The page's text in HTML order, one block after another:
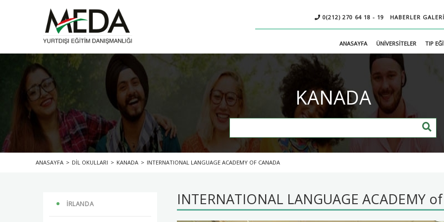
0(212) 270 64 18 - 19 HABERLER GALERİ
ANASAYFA ÜNİVERSİTELER
KANADA
Kolejler
TIP
AVRUPA'DA
TIP EĞİTİMİ
MACARİSTAN
DİL
OKULLARI
İRLANDA İNGİLTERE
YAZ
OKULLARI
İRLANDA İNGİLTERE
LİSELER
KANADA'DA YÜKSEK
EĞİTİM
KOLEJLER
(Diploma ve Sertifika
Programları)
KANADA
ANASAYFA > DİL OKULLARI > KANADA > INTERNATIONAL LANGUAGE ACADEMY OF CANADA
İRLANDA INTERNATIONAL LANGUAGE ACADEMY